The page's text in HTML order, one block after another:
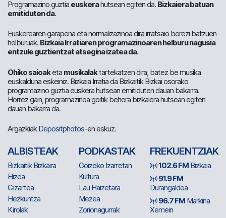
Programazino guztia euskerahutsean egiten da. Bizkaiera batuan
emitiduten da.
Euskerearen garapena eta normalizazinoa dira irratsaio berezi batzuen
helburuak. Bizkaia Irratiaren programazinoaren helburu nagusia
entzule guztientzat atsegina izatea da.
Ohiko saioaketa musikalaktartekatzen dira, batez be musika
euskalduna eskeiniz. Bizkaia Irratia da Bizkaitik Bizkai osorako
programazino guztia euskera hutsean emitiduten dauan bakarra.
Horrez gain, programazinoa goitik behera bizkaiera hutsean egiten
dauan bakarra da.
ArgazkiakDepositphotos-en eskuz.
ALBISTEAK
Bizkaitik Bizkaira
Elizea
Gizartea
Hezkuntza
Kirolak
PODKASTAK
Goizeko Izarretan
Kultura
Lau Haizetara
Mezea
Zorionagurrak
FREKUENTZIAK
102.6 FM Bizkaia
91.9 FM
Durangaldea
96.7 FM Markina
Xemein